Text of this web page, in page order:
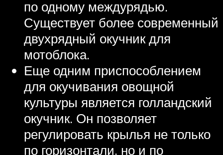
по одному междурядью.
Существует более современный
двухрядный окучник для
мотоблока.
Еще одним приспособлением
для окучивания овощной
культуры является голландский
окучник. Он позволяет
регулировать крылья не только
по горизонтали, но и по